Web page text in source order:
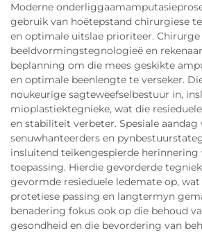
Moderne
gebruik van hoëtepstand chirurgiese
en optimale uitslae prioriteer.
beeldvormingstegnologieë en
beplanning om die mees geskikte
en optimale beenlengte te verseker.
noukeurige sagteweefselbestuur in,
mioplastiektegnieke, wat die
en stabiliteit verbeter. Spesiale aandag
senuwhanteerders en
insluitend teikengespierde herinnering
toepassing. Hierdie gevorderde
gevormde resieduele ledemate op,
protetiese passing en langtermyn
benadering fokus ook op die behoud
gesondheid en die bevordering van